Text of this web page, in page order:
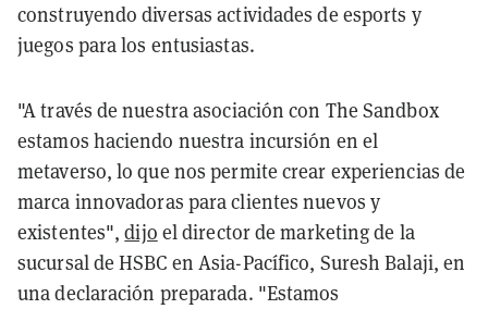
construyendo diversas actividades de esports y
juegos para los entusiastas.
"A través de nuestra asociación con The Sandbox
estamos haciendo nuestra incursión en el
metaverso, lo que nos permite crear experiencias de
marca innovadoras para clientes nuevos y
existentes",dijo el director de marketing de la
sucursal de HSBC en Asia-Pacífico, Suresh Balaji, en
una declaración preparada. "Estamos